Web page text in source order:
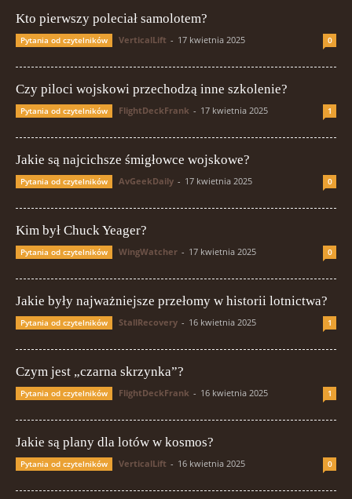
Kto pierwszy poleciał samolotem?
Pytania od czytelników VerticalLift - 17 kwietnia 2025 0
Czy piloci wojskowi przechodzą inne szkolenie?
Pytania od czytelników FlightDeckFrank - 17 kwietnia 2025 1
Jakie są najcichsze śmigłowce wojskowe?
Pytania od czytelników AvGeekDaily - 17 kwietnia 2025 0
Kim był Chuck Yeager?
Pytania od czytelników WingWatcher - 17 kwietnia 2025 0
Jakie były najważniejsze przełomy w historii lotnictwa?
Pytania od czytelników StallRecovery - 16 kwietnia 2025 1
Czym jest „czarna skrzynka”?
Pytania od czytelników FlightDeckFrank - 16 kwietnia 2025 1
Jakie są plany dla lotów w kosmos?
Pytania od czytelników VerticalLift - 16 kwietnia 2025 0